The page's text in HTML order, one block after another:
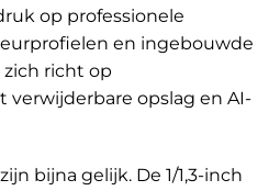
op professionele
en ingebouwde
richt op
opslag en AI-
bijna gelijk. De 1/1,3-inch